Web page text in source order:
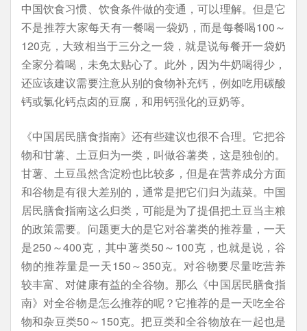
中国饮食习惯、饮食条件做的变通，可以理解。但是它
不是推荐大家每天有一餐喝一袋奶，而是每餐喝100～
120克，大致相当于三分之一袋，就是说每餐开一袋奶
全家分着喝，未免太贴心了。此外，因为牛奶喝得少，
还应该建议需要注意从别的食物补充钙，例如吃用碳酸
钙或氯化钙点卤的豆腐，和用钙强化的豆奶等。
《中国居民膳食指南》还有些建议也很不合理。它把谷
物和甘薯、土豆归为一类，叫做谷薯类，这是独创的。
甘薯、土豆虽然含淀粉也比较多，但是在营养成分方面
和谷物是有很大差别的，通常是把它们归为蔬菜。中国
居民膳食指南这么归类，可能是为了提倡把土豆当主粮
的政策需要。问题更大的是它对谷薯类的推荐量，一天
是250～400克，其中薯类50～100克，也就是说，谷
物的推荐量是一天150～350克。对谷物要尽量吃营养
较丰富、对健康有益的全谷物。那么《中国居民膳食指
南》对全谷物是怎么推荐的呢？它推荐的是一天吃全谷
物和杂豆类50～150克。把豆类和全谷物放在一起也是